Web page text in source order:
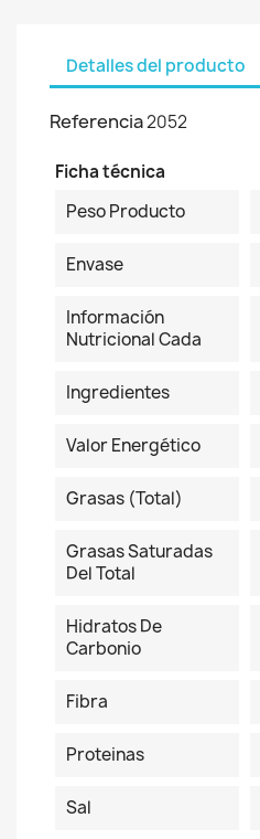
Detalles del producto
Referencia2052
Ficha técnica
Peso Producto
Envase
Información
Nutricional Cada
Ingredientes
Valor Energético
Grasas (total)
Grasas Saturadas
Del Total
Hidratos De
Carbonio
Fibra
Proteinas
Sal